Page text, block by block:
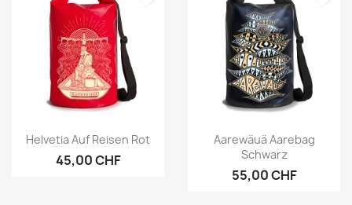
Vorschau
Helvetia Auf Reisen Rot
45,00 CHF
Vorschau
Aarewäuä Aarebag
Schwarz
55,00 CHF